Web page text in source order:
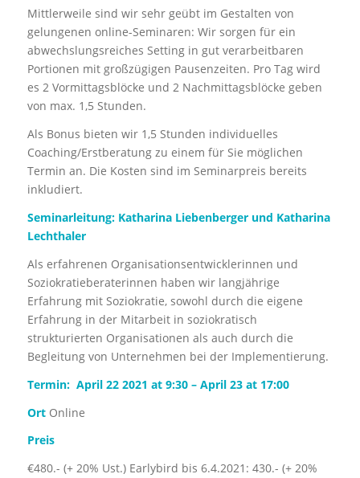
Mittlerweile sind wir sehr geübt im Gestalten von
gelungenen online-Seminaren: Wir sorgen für ein
abwechslungsreiches Setting in gut verarbeitbaren
Portionen mit großzügigen Pausenzeiten. Pro Tag wird
es 2 Vormittagsblöcke und 2 Nachmittagsblöcke geben
von max. 1,5 Stunden.
Als Bonus bieten wir 1,5 Stunden individuelles
Coaching/Erstberatung zu einem für Sie möglichen
Termin an. Die Kosten sind im Seminarpreis bereits
inkludiert.
Seminarleitung: Katharina Liebenberger und Katharina
Lechthaler
Als erfahrenen Organisationsentwicklerinnen und
Soziokratieberaterinnen haben wir langjährige
Erfahrung mit Soziokratie, sowohl durch die eigene
Erfahrung in der Mitarbeit in soziokratisch
strukturierten Organisationen als auch durch die
Begleitung von Unternehmen bei der Implementierung.
Termin: April 22 2021 at 9:30 – April 23 at 17:00
Ort Online
Preis
€480.- (+ 20% Ust.) Earlybird bis 6.4.2021: 430.- (+ 20%